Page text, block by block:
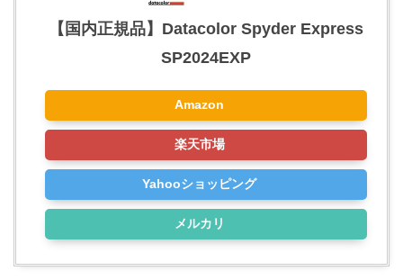
【国内正規品】Datacolor Spyder Express
SP2024EXP
Amazon
楽天市場
Yahooショッピング
メルカリ